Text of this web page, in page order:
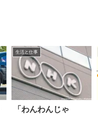
生活と仕事
「わんわんじゃ